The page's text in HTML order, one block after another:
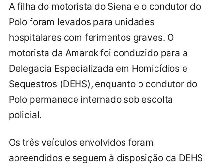
A filha do motorista do Siena e o condutor do
Polo foram levados para unidades
hospitalares com ferimentos graves. O
motorista da Amarok foi conduzido para a
Delegacia Especializada em Homicídios e
Sequestros (DEHS), enquanto o condutor do
Polo permanece internado sob escolta
policial.
Os três veículos envolvidos foram
apreendidos e seguem à disposição da DEHS